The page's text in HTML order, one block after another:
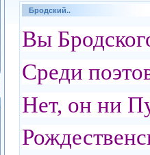
Бродский..
Вы
Среди
Нет, он ни